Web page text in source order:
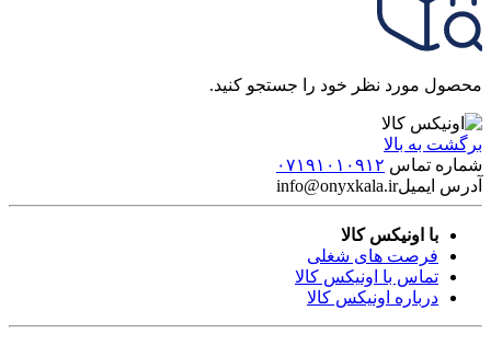
محصول مورد نظر خود را جستجو کنید.
برگشت به بالا
شماره تماس ۰۷۱۹۱۰۱۰۹۱۲
آدرس ایمیلinfo@onyxkala.ir
با اونیکس کالا
فرصت های شغلی
تماس با اونیکس کالا
درباره اونیکس کالا